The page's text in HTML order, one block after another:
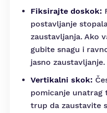
Fiksirajte doskok:
postavljanje
zaustavljanja. Ako
gubite snagu i
jasno zaustavljanje.
Vertikalni skok:
pomicanje unatrag
trup da zaustavite